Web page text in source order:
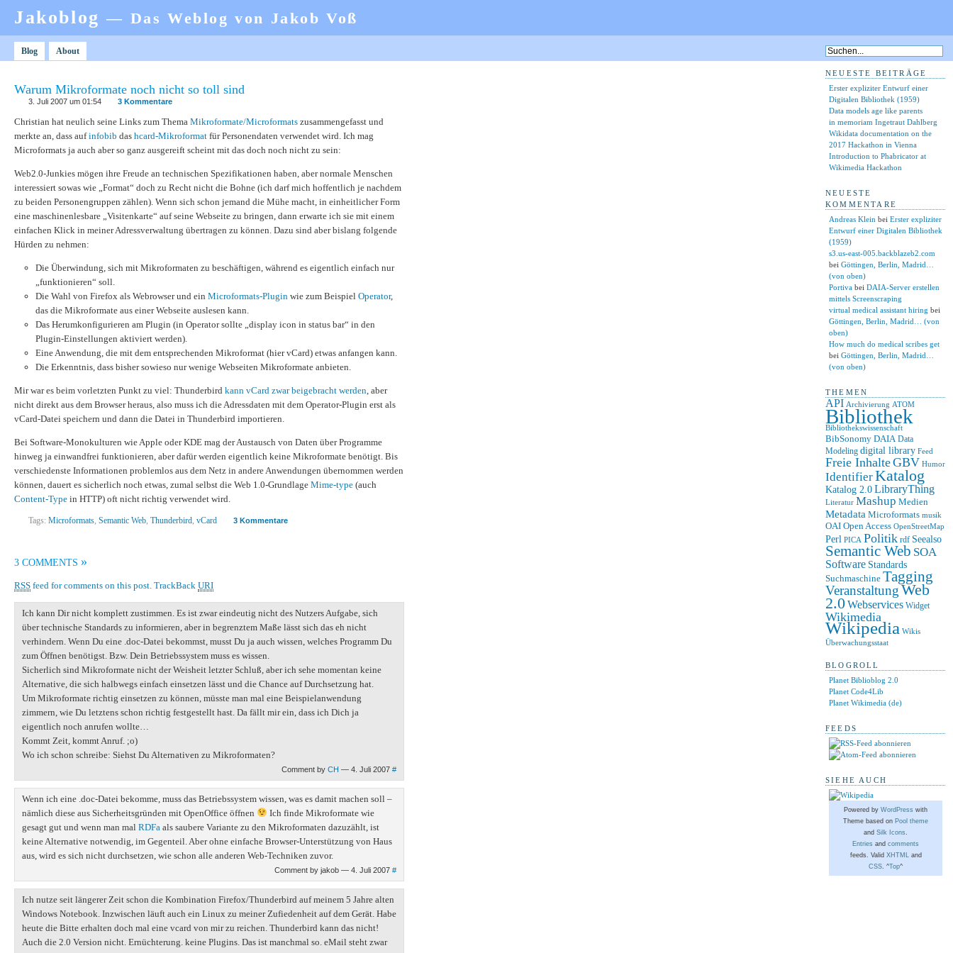
Jakoblog— Das Weblog von Jakob Voß
Blog About
Warum Mikroformate noch nicht so toll sind
3. Juli 2007 um 01:54 3 Kommentare
Christian hat neulich seine Links zum Thema Mikroformate/Microformats zusammengefasst und
merkte an, dass aufinfobib das hcard-Mikroformat für Personendaten verwendet wird. Ich mag
Microformats ja auch aber so ganz ausgereift scheint mit das doch noch nicht zu sein:
Web2.0-Junkies mögen ihre Freude an technischen Spezifikationen haben, aber normale Menschen
interessiert sowas wie „Format“ doch zu Recht nicht die Bohne (ich darf mich hoffentlich je nachdem
zu beiden Personengruppen zählen). Wenn sich schon jemand die Mühe macht, in einheitlicher Form
eine maschinenlesbare „Visitenkarte“ auf seine Webseite zu bringen, dann erwarte ich sie mit einem
einfachen Klick in meiner Adressverwaltung übertragen zu können. Dazu sind aber bislang folgende
Hürden zu nehmen:
Die Überwindung, sich mit Mikroformaten zu beschäftigen, während es eigentlich einfach nur
„funktionieren“ soll.
Die Wahl von Firefox als Webrowser und ein Microformats-Plugin wie zum Beispiel Operator,
das die Mikroformate aus einer Webseite auslesen kann.
Das Herumkonfigurieren am Plugin (in Operator sollte „display icon in status bar“ in den
Plugin-Einstellungen aktiviert werden).
Eine Anwendung, die mit dem entsprechenden Mikroformat (hier vCard) etwas anfangen kann.
Die Erkenntnis, dass bisher sowieso nur wenige Webseiten Mikroformate anbieten.
Mir war es beim vorletzten Punkt zu viel: Thunderbird kann vCard zwar beigebracht werden, aber
nicht direkt aus dem Browser heraus, also muss ich die Adressdaten mit dem Operator-Plugin erst als
vCard-Datei speichern und dann die Datei in Thunderbird importieren.
Bei Software-Monokulturen wie Apple oder KDE mag der Austausch von Daten über Programme
hinweg ja einwandfrei funktionieren, aber dafür werden eigentlich keine Mikroformate benötigt. Bis
verschiedenste Informationen problemlos aus dem Netz in andere Anwendungen übernommen werden
können, dauert es sicherlich noch etwas, zumal selbst die Web 1.0-Grundlage Mime-type (auch
Content-Type in HTTP) oft nicht richtig verwendet wird.
Tags: Microformats, Semantic Web, Thunderbird, vCard 3 Kommentare
3 COMMENTS »
RSS feed for comments on this post. TrackBack URI
Ich kann Dir nicht komplett zustimmen. Es ist zwar eindeutig nicht des Nutzers Aufgabe, sich
über technische Standards zu informieren, aber in begrenztem Maße lässt sich das eh nicht
verhindern. Wenn Du eine .doc-Datei bekommst, musst Du ja auch wissen, welches Programm Du
zum Öffnen benötigst. Bzw. Dein Betriebssystem muss es wissen.
Sicherlich sind Mikroformate nicht der Weisheit letzter Schluß, aber ich sehe momentan keine
Alternative, die sich halbwegs einfach einsetzen lässt und die Chance auf Durchsetzung hat.
Um Mikroformate richtig einsetzen zu können, müsste man mal eine Beispielanwendung
zimmern, wie Du letztens schon richtig festgestellt hast. Da fällt mir ein, dass ich Dich ja
eigentlich noch anrufen wollte…
Kommt Zeit, kommt Anruf. ;o)
Wo ich schon schreibe: Siehst Du Alternativen zu Mikroformaten?
Comment by CH — 4. Juli 2007 #
Wenn ich eine .doc-Datei bekomme, muss das Betriebssystem wissen, was es damit machen soll –
nämlich diese aus Sicherheitsgründen mit OpenOffice öffnen
Ich finde Mikroformate wie
gesagt gut und wenn man mal RDFa als saubere Variante zu den Mikroformaten dazuzählt, ist
keine Alternative notwendig, im Gegenteil. Aber ohne einfache Browser-Unterstützung von Haus
aus, wird es sich nicht durchsetzen, wie schon alle anderen Web-Techniken zuvor.
Comment by jakob — 4. Juli 2007 #
Ich nutze seit längerer Zeit schon die Kombination Firefox/Thunderbird auf meinem 5 Jahre alten
Windows Notebook. Inzwischen läuft auch ein Linux zu meiner Zufiedenheit auf dem Gerät. Habe
heute die Bitte erhalten doch mal eine vcard von mir zu reichen. Thunderbird kann das nicht!
Auch die 2.0 Version nicht. Ernüchterung. keine Plugins. Das ist manchmal so. eMail steht zwar
NEUESTE BEITRÄGE
Erster expliziter Entwurf einer
Digitalen Bibliothek (1959)
Data models age like parents
in memoriam Ingetraut Dahlberg
Wikidata documentation on the
2017 Hackathon in Vienna
Introduction to Phabricator at
Wikimedia Hackathon
NEUESTE
KOMMENTARE
Andreas Klein bei Erster expliziter
Entwurf einer Digitalen Bibliothek
(1959)
s3.us-east-005.backblazeb2.com
bei Göttingen, Berlin, Madrid…
(von oben)
Portiva bei DAIA-Server erstellen
mittels Screenscraping
virtual medical assistant hiring bei
Göttingen, Berlin, Madrid… (von
oben)
How much do medical scribes get
bei Göttingen, Berlin, Madrid…
(von oben)
THEMEN
API Archivierung ATOM
Bibliothek
Bibliothekswissenschaft
BibSonomy DAIA Data
Modeling digital library Feed
Freie InhalteGBV Humor
IdentifierKatalog
Katalog 2.0 LibraryThing
Literatur Mashup Medien
Metadata Microformats musik
OAI Open Access OpenStreetMap
Perl PICA Politik rdf Seealso
Semantic Web SOA
Software Standards
Suchmaschine Tagging
VeranstaltungWeb
2.0Webservices Widget
Wikimedia
Wikipedia Wikis
Überwachungsstaat
BLOGROLL
Planet Biblioblog 2.0
Planet Code4Lib
Planet Wikimedia (de)
FEEDS
SIEHE AUCH
Powered by WordPress with
Theme based on Pool theme
and Silk Icons.
Entries and comments
feeds. Valid XHTMLand
CSS. ^Top^